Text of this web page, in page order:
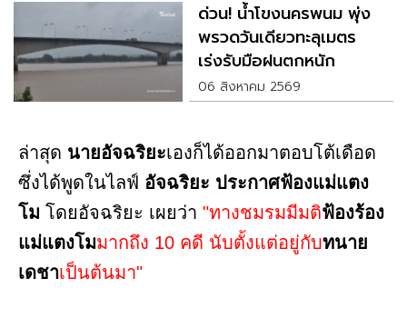
ด่วน! น้ำโขงนครพนม พุ่ง
พรวดวันเดียวทะลุเมตร
เร่งรับมือฝนตกหนัก
06 สิงหาคม 2569
ล่าสุด นายอัจฉริยะเองก็ได้ออกมาตอบโต้เดือด
ซึ่งได้พูดในไลฟ์ อัจฉริยะ ประกาศฟ้องแม่แตง
โม โดยอัจฉริยะ เผยว่า "ทางชมรมมีมติฟ้องร้อง
แม่แตงโมมากถึง 10 คดี นับตั้งแต่อยู่กับทนาย
เดชาเป็นต้นมา"